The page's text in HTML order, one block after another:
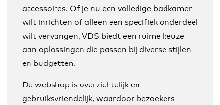
accessoires. Of je nu een volledige badkamer
wilt inrichten of alleen een specifiek onderdeel
wilt vervangen, VDS biedt een ruime keuze
aan oplossingen die passen bij diverse stijlen
en budgetten.
De webshop is overzichtelijk en
gebruiksvriendelijk, waardoor bezoekers